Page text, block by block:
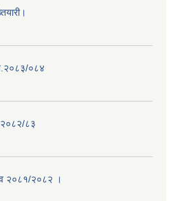
०८४
२०८२/८३
२०८१/२०८२ ।